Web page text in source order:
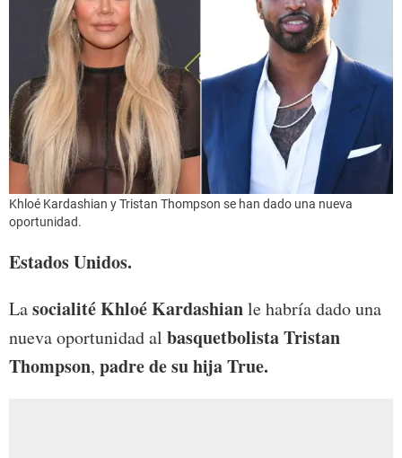
Khloé Kardashian y Tristan Thompson se han dado una nueva
oportunidad.
Estados Unidos.
Lasocialité Khloé Kardashianle habría dado una
nueva oportunidad al basquetbolistaTristan
Thompson, padre de su hija True.